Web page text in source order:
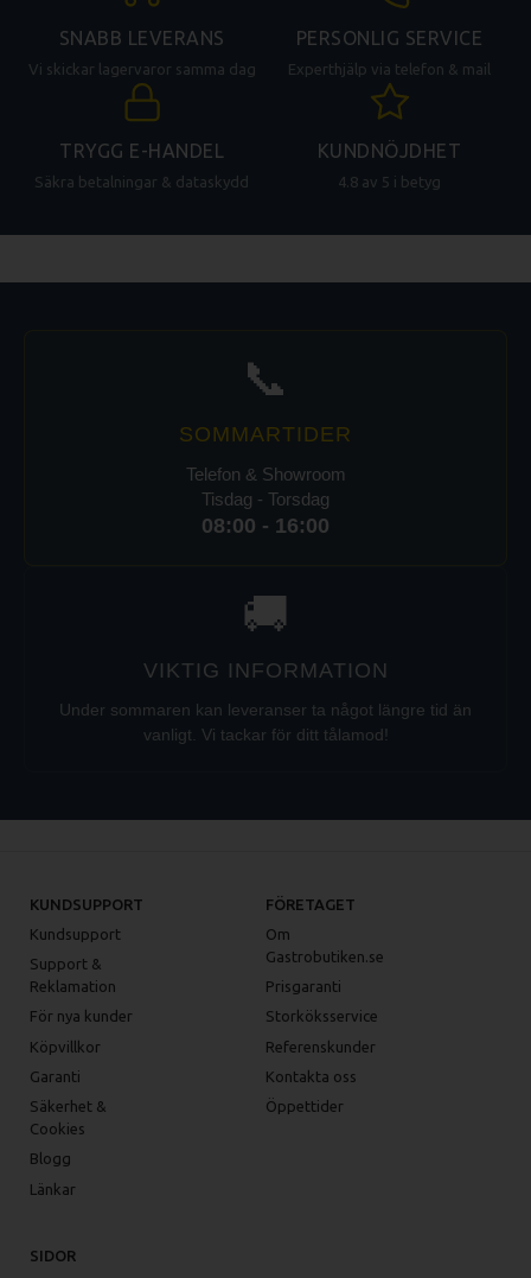
SNABB LEVERANS
Vi skickar lagervaror samma dag
PERSONLIG SERVICE
Experthjälp via telefon & mail
TRYGG E-HANDEL
Säkra betalningar & dataskydd
KUNDNÖJDHET
4.8 av 5 i betyg
📞
SOMMARTIDER
Telefon & Showroom
Tisdag - Torsdag
08:00 - 16:00
🚚
VIKTIG INFORMATION
Under sommaren kan leveranser ta något längre tid än
vanligt. Vi tackar för ditt tålamod!
KUNDSUPPORT
Kundsupport
Support &
Reklamation
För nya kunder
Köpvillkor
Garanti
Säkerhet &
Cookies
Blogg
Länkar
FÖRETAGET
Om
Gastrobutiken.se
Prisgaranti
Storköksservice
Referenskunder
Kontakta oss
Öppettider
SIDOR